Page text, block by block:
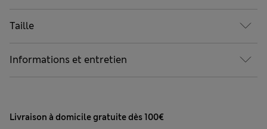
Taille
Informations et entretien
Livraison à domicile gratuite dès 100€